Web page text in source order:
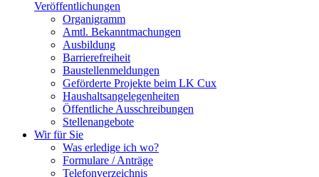
Veröffentlichungen
Organigramm
Amtl. Bekanntmachungen
Ausbildung
Barrierefreiheit
Baustellenmeldungen
Geförderte Projekte beim LK Cux
Haushaltsangelegenheiten
Öffentliche Ausschreibungen
Stellenangebote
Wir für Sie
Was erledige ich wo?
Formulare / Anträge
Telefonverzeichnis